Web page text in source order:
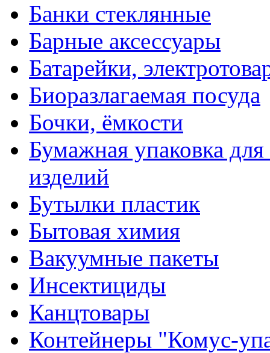
Банки стеклянные
Барные аксессуары
Батарейки,
Биоразлагаемая посуда
Бочки, ёмкости
Бумажная упаковка
изделий
Бутылки пластик
Бытовая химия
Вакуумные пакеты
Инсектициды
Канцтовары
Контейнеры "Комус-